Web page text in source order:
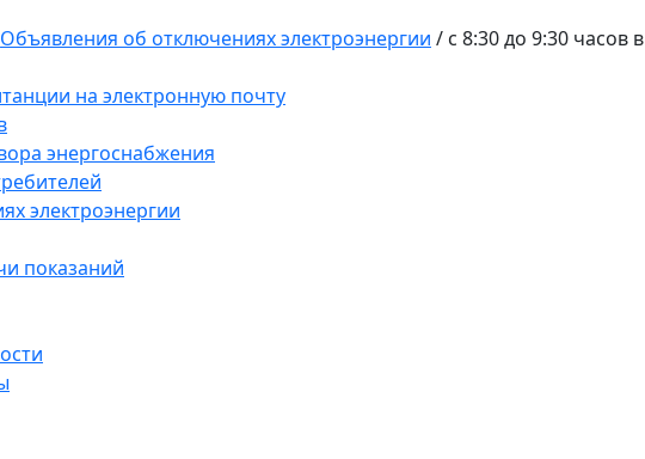
Объявления об отключениях электроэнергии / с 8:30 до 9:30 часов
на электронную почту
энергоснабжения
электроэнергии
показаний